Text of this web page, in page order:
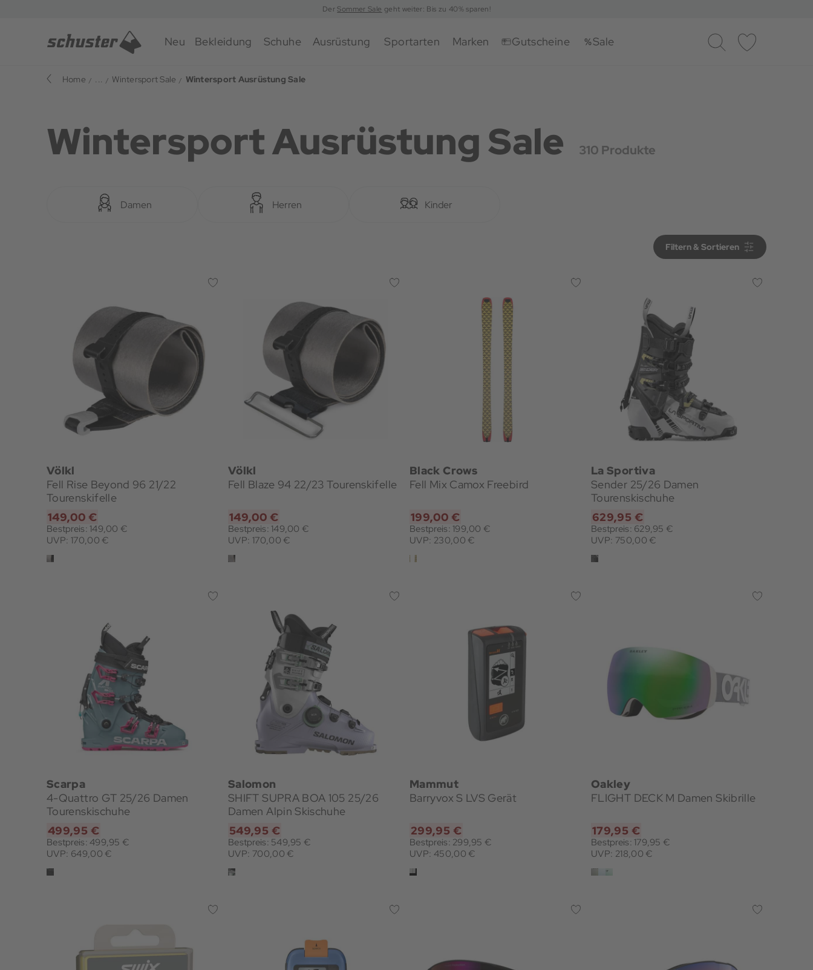
DerSommer Sale geht weiter: Bis zu 40% sparen!
Neu Bekleidung Schuhe Ausrüstung Sportarten Marken Gutscheine Sale
Suche Merkliste
Home ... Wintersport Sale Wintersport Ausrüstung Sale
Wintersport Ausrüstung Sale 310 Produkte
Damen Herren Kinder
Filtern & Sortieren
Filtern & Sortieren
Völkl
Fell Rise Beyond 96 21/22
Tourenskifelle
149,00 €
Bestpreis: 149,00 €
UVP: 170,00 €
Völkl
Fell Blaze 94 22/23 Tourenskifelle
149,00 €
Bestpreis: 149,00 €
UVP: 170,00 €
Black Crows
Fell Mix Camox Freebird
199,00 €
Bestpreis: 199,00 €
UVP: 230,00 €
La Sportiva
Sender 25/26 Damen
Tourenskischuhe
629,95 €
Bestpreis: 629,95 €
UVP: 750,00 €
Scarpa
4-Quattro GT 25/26 Damen
Tourenskischuhe
499,95 €
Bestpreis: 499,95 €
UVP: 649,00 €
Salomon
SHIFT SUPRA BOA 105 25/26
Damen Alpin Skischuhe
549,95 €
Bestpreis: 549,95 €
UVP: 700,00 €
Mammut
Barryvox S LVS Gerät
299,95 €
Bestpreis: 299,95 €
UVP: 450,00 €
Oakley
FLIGHT DECK M Damen Skibrille
179,95 €
Bestpreis: 179,95 €
UVP: 218,00 €